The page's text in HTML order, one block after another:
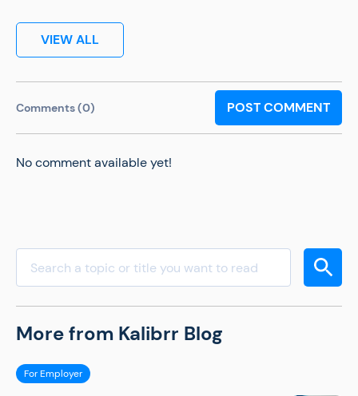
VIEW ALL
Comments (0) POST COMMENT
No comment available yet!
More from Kalibrr Blog
For Employer